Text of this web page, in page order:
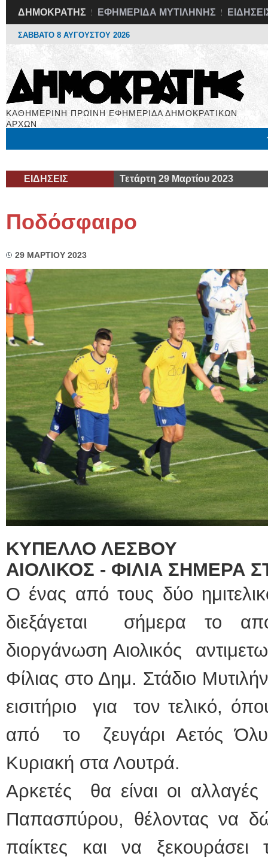
ΔΗΜΟΚΡΑΤΗΣ ΕΦΗΜΕΡΙΔΑ ΜΥΤΙΛΗΝΗΣ
ΣΑΒΒΑΤΟ 8 ΑΥΓΟΥΣΤΟΥ 2026
ΚΑΘΗΜΕΡΙΝΗ ΠΡΩΙΝΗ ΕΦΗΜΕΡΙΔΑ ΔΗΜΟΚΡΑΤΙΚΩΝ
ΑΡΧΩΝ
ΕΙΔΗΣΕΙΣ Τετάρτη 29 Μαρτίου 2023
Ποδόσφαιρο
29 ΜΑΡΤΙΟΥ 2023
ΚΥΠΕΛΛΟ ΛΕΣΒΟΥ
ΑΙΟΛΙΚΟΣ - ΦΙΛΙΑ ΣΗΜΕΡΑ
Ο ένας από τους δύο
διεξάγεται σήμερα το
διοργάνωση Αιολικός
Φίλιας στο Δημ. Στάδιο
εισιτήριο για τον τελικό,
από το ζευγάρι Αετός
Κυριακή στα Λουτρά.
Αρκετές θα είναι οι
Παπασπύρου, θέλοντας να
παίκτες και να ξεκουράσει
ΕΙΔΙΚΟΣ ΚΑΡΔΙΟΛΟΓΟΣ
Holter πίεσης και
Δοκιμασία
τηλ.2251302311
Φυσικοθεραπεύτρια
Σταυρουλάκη-
Πτυχιούχος
ΑΤΕΙ
Σύμβαση με
Μυτιλήνη
τηλ. 22510-54898-